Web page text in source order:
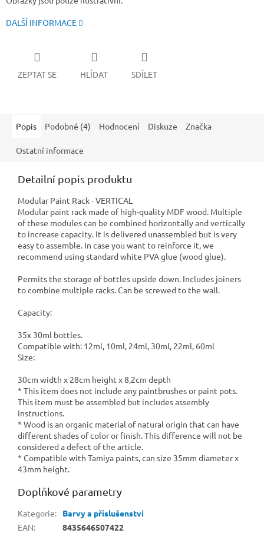
DALŠÍ INFORMACE
ZEPTAT SE HLÍDAT SDÍLET
Popis Podobné (4) Hodnocení Diskuze Značka
Ostatní informace
Detailní popis produktu
Modular Paint Rack - VERTICAL
Modular paint rack made of high-quality MDF wood. Multiple
of these modules can be combined horizontally and vertically
to increase capacity. It is delivered unassembled but is very
easy to assemble. In case you want to reinforce it, we
recommend using standard white PVA glue (wood glue).
Permits the storage of bottles upside down. Includes joiners
to combine multiple racks. Can be screwed to the wall.
Capacity:
35x 30ml bottles.
Compatible with: 12ml, 10ml, 24ml, 30ml, 22ml, 60ml
Size:
30cm width x 28cm height x 8,2cm depth
* This item does not include any paintbrushes or paint pots.
This item must be assembled but includes assembly
instructions.
* Wood is an organic material of natural origin that can have
different shades of color or finish. This difference will not be
considered a defect of the article.
* Compatible with Tamiya paints, can size 35mm diameter x
43mm height.
Doplňkové parametry
Kategorie:
Barvy a příslušenství
EAN:
8435646507422